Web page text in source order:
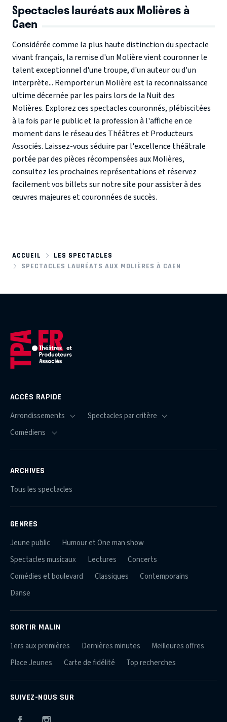
Spectacles lauréats aux Molières à
Caen
Considérée comme la plus haute distinction du spectacle
vivant français, la remise d'un Molière vient couronner le
talent exceptionnel d'une troupe, d'un auteur ou d'un
interprète... Remporter un Molière est la reconnaissance
ultime décernée par les pairs lors de la Nuit des
Molières. Explorez ces spectacles couronnés, plébiscitées
à la fois par le public et la profession à l'affiche en ce
moment dans le réseau des Théâtres et Producteurs
Associés. Laissez-vous séduire par l'excellence théâtrale
portée par des pièces récompensées aux Molières,
consultez les prochaines représentations et réservez
facilement vos billets sur notre site pour assister à des
œuvres majeures et couronnées de succès.
ACCUEIL
LES SPECTACLES
SPECTACLES LAURÉATS AUX MOLIÈRES À CAEN
ACCÈS RAPIDE
ARCHIVES
Tous les spectacles
GENRES
Jeune public
Humour et One man show
Spectacles musicaux
Lectures
Concerts
Comédies et boulevard
Classiques
Contemporains
Danse
SORTIR MALIN
1ers aux premières Dernières minutes
Meilleures offres
Place Jeunes
Carte de fidélité Top recherches
SUIVEZ-NOUS SUR
Facebook